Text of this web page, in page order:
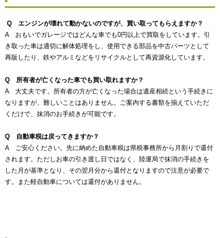
Q エンジンが壊れて動かないのですが、買い取ってもらえますか？
A おもいでガレージではどんな車でも0円以上で買取をしています。引
き取った車は適切に解体処理をし、使用できる部品を中古パーツとして
再販したり、鉄やアルミなどをリサイクルとして再資源化しています。
Q 所有者が亡くなった車でも買い取れますか？
A 大丈夫です。所有者の方が亡くなった場合は遺産相続という手続きに
なりますが、難しいことはありません。ご案内する書類を揃えていただ
くだけで、抹消のお手続きが可能です。
Q 自動車税は戻ってきますか？
A ご安心ください。先に納めた自動車税は県税事務所から月割りで還付
されます。ただしお車の引き渡し日ではなく、陸運局で抹消の手続きを
した月が基準となり、その翌月分から還付となりますので注意が必要で
す。また軽自動車については還付がありません。